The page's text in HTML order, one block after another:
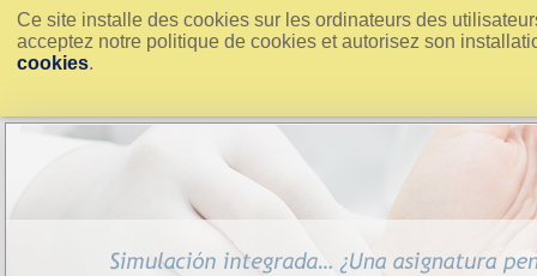
Ce site installe des cookies sur les ordinateurs des
acceptez notre politique de cookies et autorisez son
cookies.